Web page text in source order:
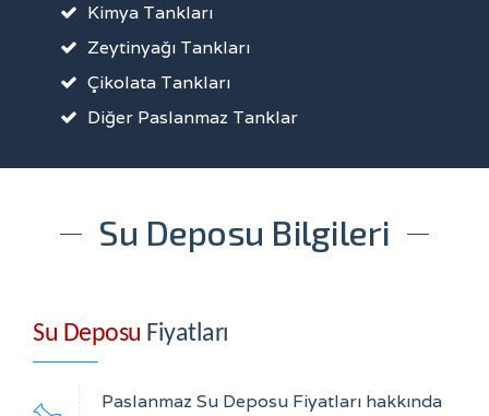
Kimya Tankları
Zeytinyağı Tankları
Çikolata Tankları
Diğer Paslanmaz Tanklar
Su Deposu Bilgileri
Su Deposu Fiyatları
Paslanmaz Su Deposu Fiyatları hakkında